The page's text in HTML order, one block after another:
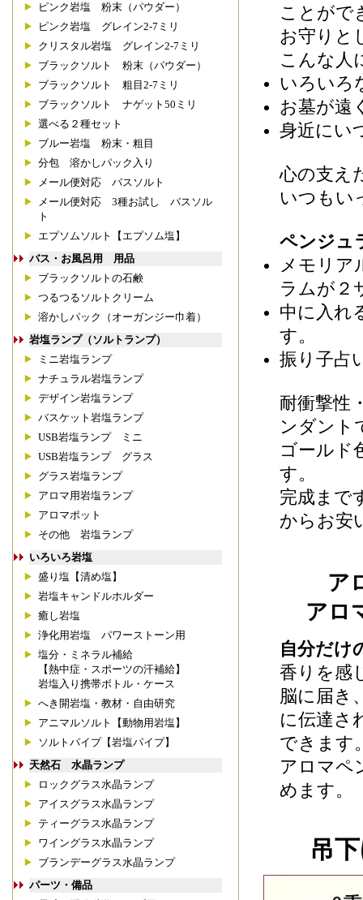
ピンク岩塩 粉末（パウダー）
ピンク岩塩 グレイン2-7ミリ
クリスタル岩塩 グレイン2-7ミリ
ブラックソルト 粉末（パウダー）
ブラックソルト 粗目2-7ミリ
ブラックソルト ナゲット50ミリ
選べる２種セット
ブルー岩塩 粉末・粗目
分包 溶かしパック入り
メール便対応 バスソルト
メール便対応 3種お試し バスソル
ト
エプソムソルト【エプソム塩】
バス・お風呂用 用品
ブラックソルトの石鹸
つるつるソルトクリーム
溶かしパック（オーガンジー巾着）
岩塩ランプ（ソルトランプ）
ミニ岩塩ランプ
ナチュラル岩塩ランプ
デザイン岩塩ランプ
バスケット岩塩ランプ
USB岩塩ランプ ミニ
USB岩塩ランプ グラス
グラス岩塩ランプ
アロマ用岩塩ランプ
アロマポット
その他 岩塩ランプ
いろいろ岩塩
盛り塩【清め塩】
岩塩キャンドルホルダー
癒し岩塩
浄化用岩塩 パワーストーン用
塩分・ミネラル補給
【熱中症・スポーツの汗補給】
岩塩入り携帯ボトル・ケース
へき開岩塩・教材・自由研究
アニマルソルト【動物用岩塩】
ソルトパイプ【岩塩パイプ】
天然石 水晶ランプ
ロックグラス水晶ランプ
アイスグラス水晶ランプ
ティーグラス水晶ランプ
ワイングラス水晶ランプ
ブランデーグラス水晶ランプ
パーツ・備品
ことがで
お守りと
こんな人
いろいろ
お墓が遠
身近にい
心の支え
いつもい
ペンジュ
メモリア
ラムが２
中に入れ
す。
振り子占
耐衝撃性
ンダント
ゴールド
す。
完成まで
からお安
ア
アロ
自分だけ
香りを感
脳に届き
に伝達さ
できます
アロマペ
めます。
吊